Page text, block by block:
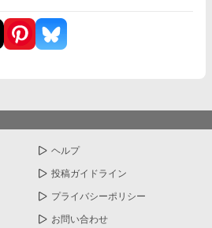
ヘルプ
投稿ガイドライン
プライバシーポリシー
お問い合わせ